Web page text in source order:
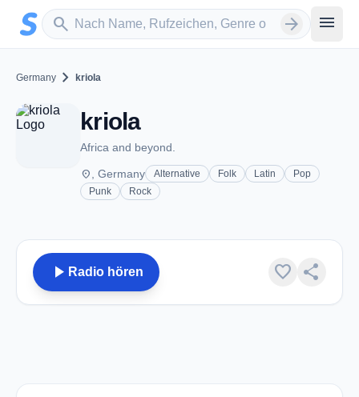
Zum Hauptinhalt springen
search
Sender suchen arrow_forward menu
Germany chevron_right kriola
kriola
Africa and beyond.
place , Germany Alternative Folk Latin
Pop
Punk
Rock
play_arrow Radio hören favorite share